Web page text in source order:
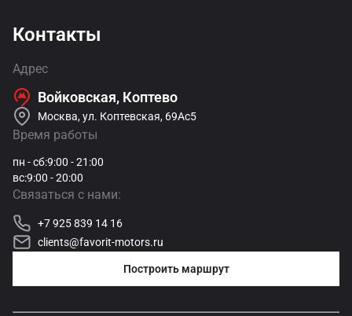
Контакты
Адрес
Войковская, Коптево
Москва, ул. Коптевская, 69Ас5
Время работы
пн - сб:9:00 - 21:00
вс:9:00 - 20:00
Связаться с нами:
+7 925 839 14 16
clients@favorit-motors.ru
Построить маршрут